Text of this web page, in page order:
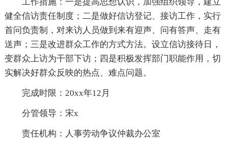
健全信访责任制度；二是做好信访登记、接访工作，实行
首问负责制，对来访人员做到来有迎声、问有答声、走有
送声；三是改进群众工作的方式方法。设立信访接待日，
变群众上访为干部下访；四是积极发挥部门职能作用，切
实解决好群众反映的热点、难点问题。
完成时限：20xx年12月
分管领导：宋x
责任机构：人事劳动争议仲裁办公室